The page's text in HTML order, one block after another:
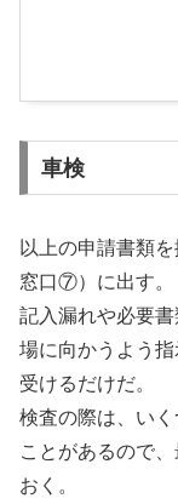
車検
以上の申請書類
窓口⑦）に出す。
記入漏れや必要
場に向かうよう
受けるだけだ。
検査の際は、い
ことがあるので
おく。